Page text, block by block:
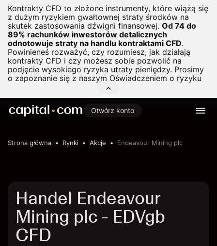
Kontrakty CFD to złożone instrumenty, które wiążą się
z dużym ryzykiem gwałtownej straty środków na
skutek zastosowania dźwigni finansowej. Od 74 do
89% rachunków inwestorów detalicznych
odnotowuje straty na handlu kontraktami CFD.
Powinieneś rozważyć, czy rozumiesz, jak działają
kontrakty CFD i czy możesz sobie pozwolić na
podjęcie wysokiego ryzyka utraty pieniędzy. Prosimy
o zapoznanie się z naszym Oświadczeniem o ryzyku
Otwórz konto
Strona główna Rynki Akcje Endeavour Mining plc
Handel Endeavour
Mining plc - EDVgb
CFD